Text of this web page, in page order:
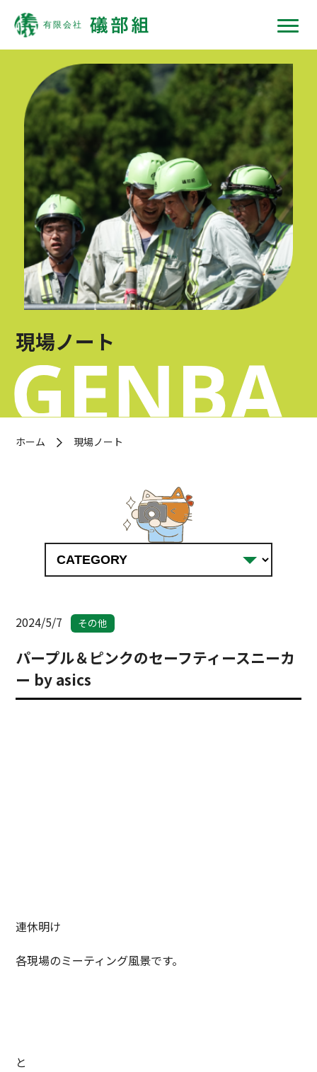
礒部組について
現場ではたらくひと
現場ではたらく機械
現場ノート
採用情報
協力会社の皆様へ
OFFICIAL SNS
現場ノート
ホーム 現場ノート
2024/5/7 その他
パープル＆ピンクのセーフティースニーカ
ー by asics
連休明け
各現場のミーティング風景です。
と